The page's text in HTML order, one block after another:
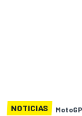
NOTICIAS MotoGP